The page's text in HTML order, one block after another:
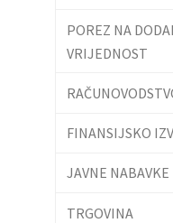
POREZ NA
VRIJEDNOST
FINANSIJSKO
JAVNE NABAVKE
TRGOVINA